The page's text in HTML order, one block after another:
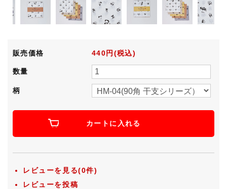
販売価格 440円(税込)
数量
柄
カートに入れる
レビューを見る(0件)
レビューを投稿